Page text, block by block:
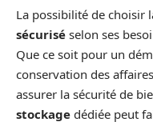
La possibilité de choisir
sécurisé selon ses
Que ce soit pour un
conservation des
assurer la sécurité de
stockage dédiée peut